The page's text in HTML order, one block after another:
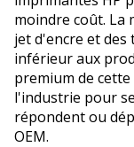
moindre coût. La
jet d'encre et
inférieur aux
premium de
l'industrie pour
répondent ou
OEM.